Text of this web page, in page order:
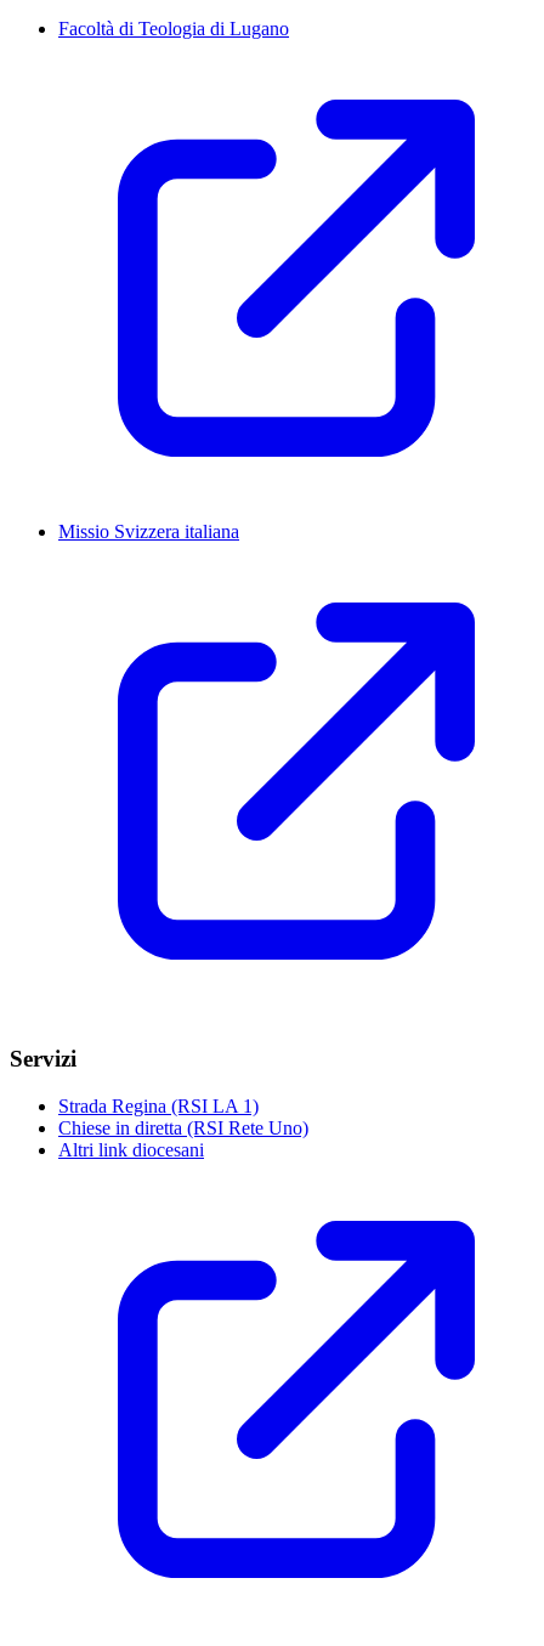
Facoltà di Teologia di Lugano
Missio Svizzera italiana
Servizi
Strada Regina (RSI LA 1)
Chiese in diretta (RSI Rete Uno)
Altri link diocesani